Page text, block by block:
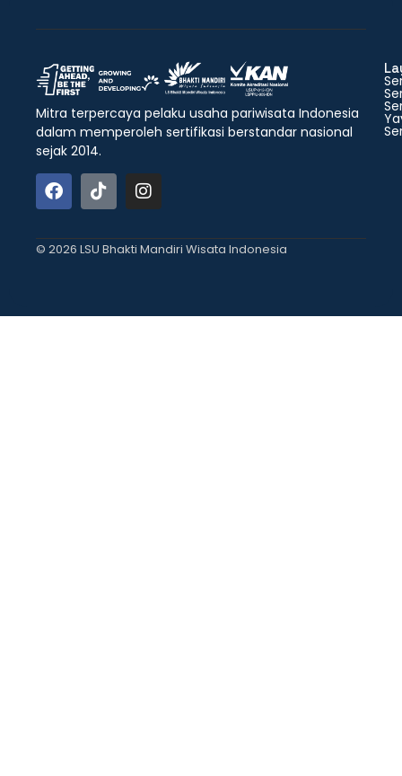
Mitra terpercaya pelaku usaha pariwisata Indonesia
dalam memperoleh sertifikasi berstandar nasional
sejak 2014.
© 2026 LSU Bhakti Mandiri Wisata Indonesia